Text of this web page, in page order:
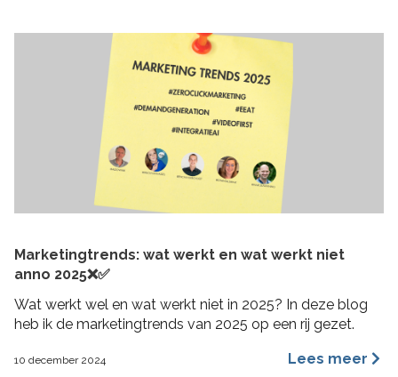
Marketingtrends: wat werkt en wat werkt niet
anno 2025❌✅
Wat werkt wel en wat werkt niet in 2025? In deze blog
heb ik de marketingtrends van 2025 op een rij gezet.
10 december 2024 Lees meer